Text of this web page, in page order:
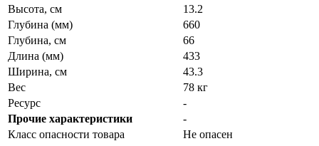
Высота, см
13.2
Глубина (мм)
660
Глубина, см
66
Длина (мм)
433
Ширина, см
43.3
Вес
78 кг
Ресурс
-
Прочие характеристики
-
Класс опасности товара
Не опасен